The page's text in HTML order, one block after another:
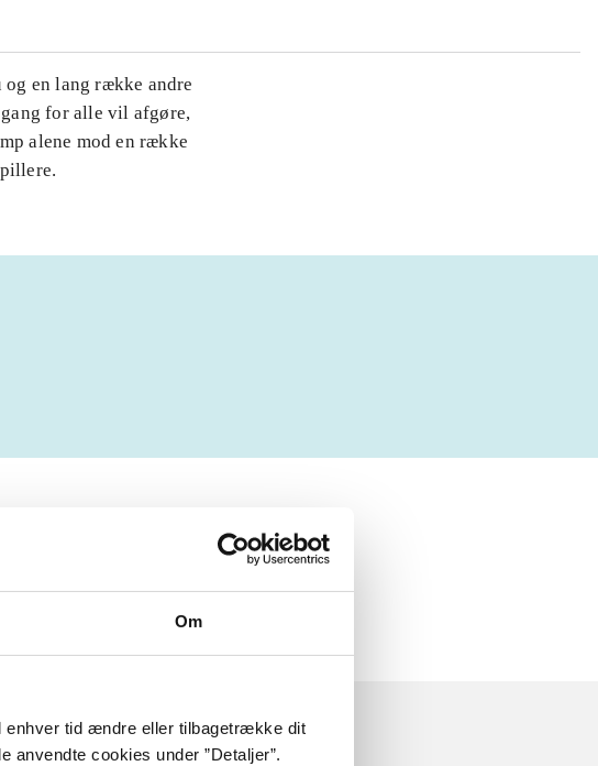
Om
enhver tid ændre eller tilbagetrække dit
cookies under ”Detaljer”.
og en lang række andre
for alle vil afgøre,
alene mod en række